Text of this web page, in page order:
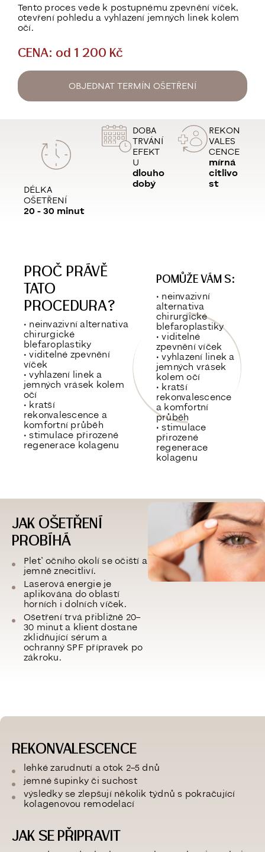
Tento proces vede k postupnémuzpevnění víček,
otevření pohledu a vyhlazení jemných linek kolem
očí.
CENA: od 1 200 Kč
OBJEDNAT TERMÍN OŠETŘENÍ
DÉLKA
OŠETŘENÍ
20 - 30 minut
DOBA
TRVÁNÍ
EFEKT
U
dlouho
dobý
REKON
VALES
CENCE
mírná
citlivo
st
PROČ PRÁVĚ
TATO
PROCEDURA?
• neinvazivní alternativa
chirurgické
blefaroplastiky
• viditelné zpevnění
víček
• vyhlazení linek a
jemných vrásek kolem
očí
• kratší
rekonvalescence a
komfortní průběh
• stimulace přirozené
regenerace kolagenu
POMŮŽE VÁM S:
• neinvazivní
alternativa
chirurgické
blefaroplastiky
• viditelné
zpevnění víček
• vyhlazení linek a
jemných vrásek
kolem očí
• kratší
rekonvalescence
a komfortní
průběh
• stimulace
přirozené
regenerace
kolagenu
JAK OŠETŘENÍ
PROBÍHÁ
Pleť očního okolí se očiští a
jemně znecitliví.
Laserová energie je
aplikována do oblastí
horních i dolních víček.
Ošetření trvá přibližně 20–
30 minuta klient dostane
zklidňující sérum a
ochranný SPF přípravek po
zákroku.
REKONVALESCENCE
lehké zarudnutí a otok 2–5 dnů
jemné šupinky či suchost
výsledky se zlepšují několik týdnů s pokračující
kolagenovou remodelací
JAK SE PŘIPRAVIT